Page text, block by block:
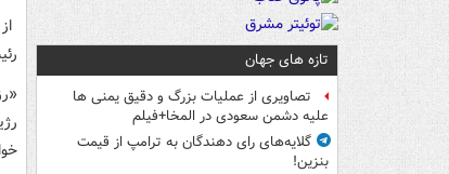
تازه های جهان
تصاویری از عملیات بزرگ و دقیق یمنی ها
علیه دشمن سعودی در المخا+فیلم
گلایه‌های رای دهندگان به ترامپ از قیمت
بنزین!